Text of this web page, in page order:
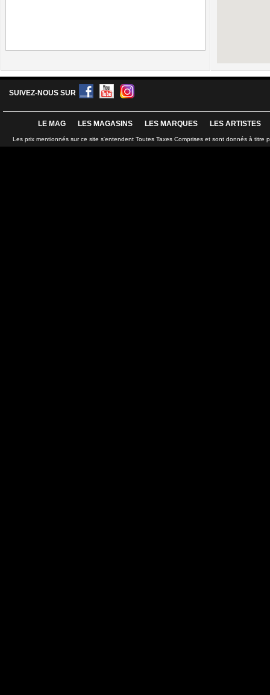
SUIVEZ-NOUS SUR
LE MAG LES MAGASINS LES MARQUES LES ARTISTES
Les prix mentionnés sur ce site s'entendent Toutes Taxes Comprises et sont donnés à